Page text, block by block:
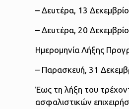
– Δευτέρα, 13
– Δευτέρα, 20
Ημερομηνία Λήξης
– Παρασκευή, 31
Έως τη λήξη του
ασφαλιστικών